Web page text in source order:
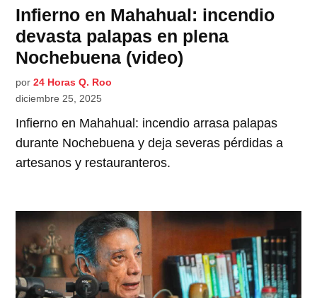
Infierno en Mahahual: incendio
devasta palapas en plena
Nochebuena (video)
por 24 Horas Q. Roo
diciembre 25, 2025
Infierno en Mahahual: incendio arrasa palapas
durante Nochebuena y deja severas pérdidas a
artesanos y restauranteros.